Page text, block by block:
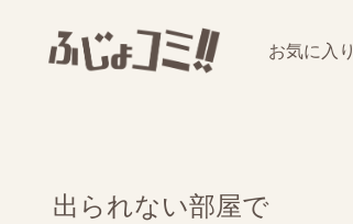
お気に入り
出られない部屋で